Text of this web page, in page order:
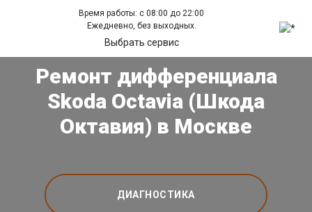
Время работы: с 08:00 до 22:00
Ежедневно, без выходных.
Выбрать сервис
Ремонт дифференциала
Skoda Octavia (Шкода
Октавия) в Москве
ДИАГНОСТИКА